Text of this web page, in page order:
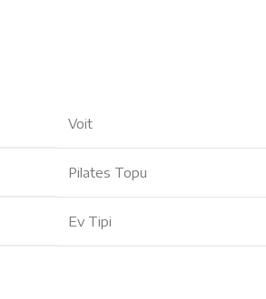
Voit
Pilates Topu
Ev Tipi